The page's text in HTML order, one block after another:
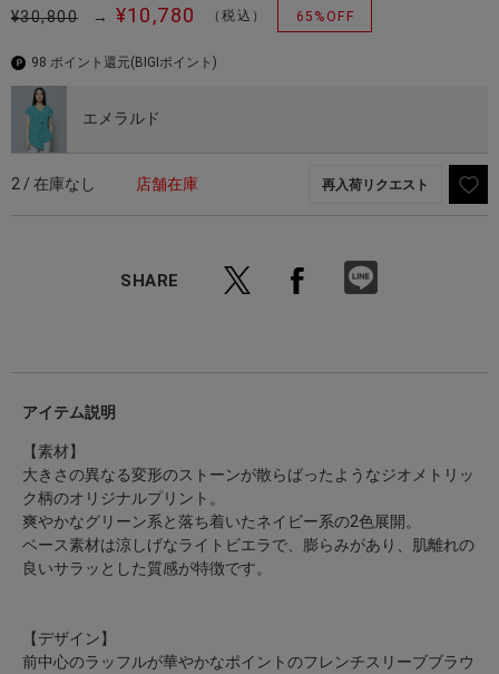
¥30,800 → ¥10,780 （税込） 65%OFF
98 ポイント還元(BIGIポイント)
エメラルド
2 / 在庫なし 店舗在庫 再入荷リクエスト
SHARE
アイテム説明
【素材】
大きさの異なる変形のストーンが散らばったようなジオメトリッ
ク柄のオリジナルプリント。
爽やかなグリーン系と落ち着いたネイビー系の2色展開。
ベース素材は涼しげなライトビエラで、膨らみがあり、肌離れの
良いサラッとした質感が特徴です。
【デザイン】
前中心のラッフルが華やかなポイントのフレンチスリーブブラウ